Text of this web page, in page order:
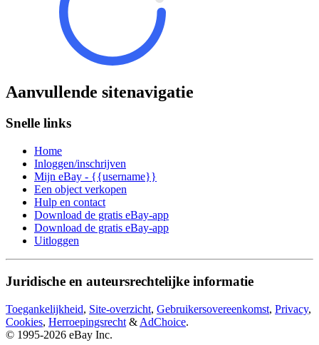
Aanvullende sitenavigatie
Snelle links
Home
Inloggen/inschrijven
Mijn eBay - {{username}}
Een object verkopen
Hulp en contact
Download de gratis eBay-app
Download de gratis eBay-app
Uitloggen
Juridische en auteursrechtelijke informatie
Toegankelijkheid, Site-overzicht, Gebruikersovereenkomst, Privacy,
Cookies, Herroepingsrecht & AdChoice.
© 1995-2026 eBay Inc.